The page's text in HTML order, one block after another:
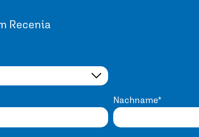
Recenia
Nachname*